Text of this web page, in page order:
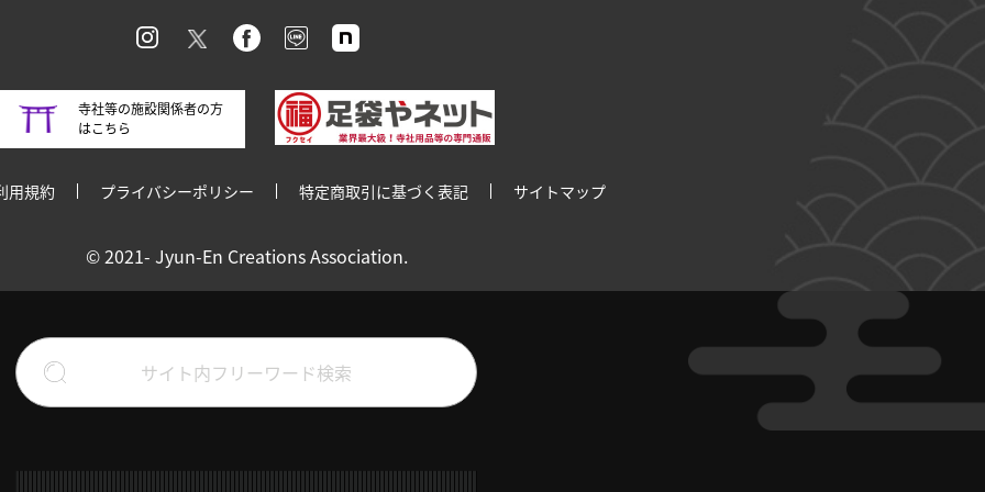
寺社等の施設関係者の方
はこちら
用規約 プライバシーポリシー 特定商取引に基づく表記 サイトマップ
© 2021- Jyun-En Creations Association.